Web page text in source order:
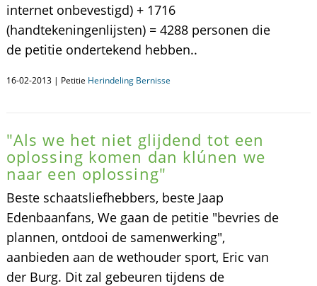
internet onbevestigd) + 1716
(handtekeningenlijsten) = 4288 personen die
de petitie ondertekend hebben..
16-02-2013 | Petitie Herindeling Bernisse
"Als we het niet glijdend tot een
oplossing komen dan klúnen we
naar een oplossing"
Beste schaatsliefhebbers, beste Jaap
Edenbaanfans, We gaan de petitie "bevries de
plannen, ontdooi de samenwerking",
aanbieden aan de wethouder sport, Eric van
der Burg. Dit zal gebeuren tijdens de